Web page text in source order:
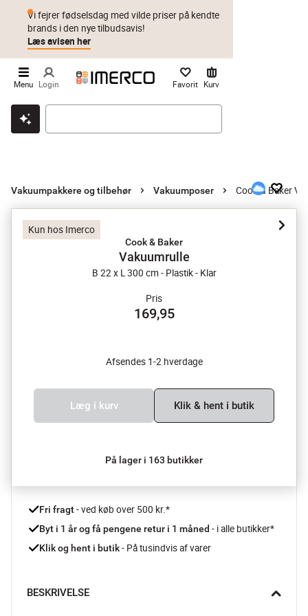
Klik & hent Byt i 1 år Prismatch
Vi fejrer fødselsdag med vilde priser på kendte
brands i den nye tilbudsavis!
Læs avisen her
Menu Login Favorit Kurv
Vakuumpakkere og tilbehør Vakuumposer Cook & Baker
Kun hos Imerco
Cook & Baker
Vakuumrulle
B 22 x L 300 cm - Plastik - Klar
Pris
169,95
Afsendes 1-2 hverdage
Læg i kurv Klik & hent i butik
På lager i 163 butikker
Fri fragt - ved køb over 500 kr.*
Byt i 1 år og få pengene retur i 1 måned - i alle butikker*
Klik og hent i butik - På tusindvis af varer
BESKRIVELSE